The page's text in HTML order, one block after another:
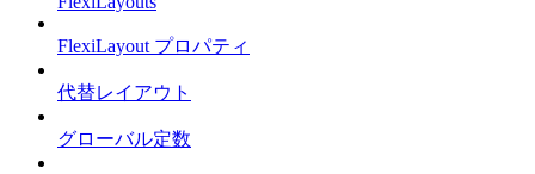
FlexiLayout プロパティ
代替レイアウト
グローバル定数